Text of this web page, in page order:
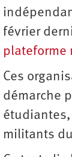
février
plateforme
Ces
démarche
militants